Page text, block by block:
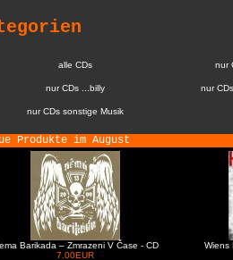
alle CDs nur
nur CDs ...billy nur
nur CDs sonstige Musik
Produkte im August
Barikada – Zmrazeni V Čase - CD
7.00EUR
Wiens